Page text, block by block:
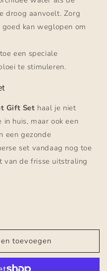
droog aanvoelt. Zorg
kan weglopen om
een speciale
te stimuleren.
Gift Set haal je niet
huis, maar ook een
een gezonde
set vandaag nog toe
van de frisse uitstraling
toevoegen